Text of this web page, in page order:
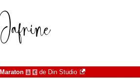
Maraton à € de Din Studio